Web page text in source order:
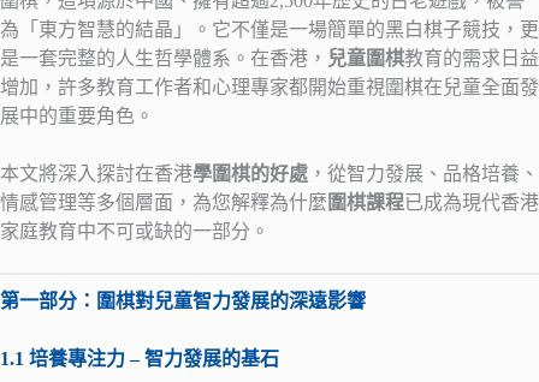
為「東方智慧的結晶」。它不僅是一場簡單的黑白棋子競技，更
是一套完整的人生哲學體系。在香港， 兒童圍棋教育的需求日益
增加，許多教育工作者和心理專家都開始重視圍棋在兒童全面發
展中的重要角色。
本文將深入探討在香港學圍棋的好處 ，從智力發展、品格培養、
情感管理等多個層面，為您解釋為什麼 圍棋課程已成為現代香港
家庭教育中不可或缺的一部分。
第一部分：圍棋對兒童智力發展的深遠影響
1.1 培養專注力 – 智力發展的基石